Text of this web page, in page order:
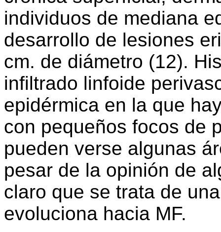
individuos de mediana
desarrollo de lesiones
cm. de diámetro (12).
infiltrado linfoide
epidérmica en la que
con pequeños focos de
pueden verse algunas
pesar de la opinión de
claro que se trata de
evoluciona hacia MF.